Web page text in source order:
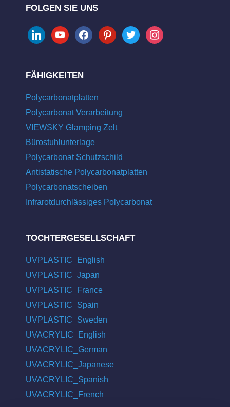
FOLGEN SIE UNS
linkedinyoutubefacebookpinteresttwitter instagram
FÄHIGKEITEN
Polycarbonatplatten
Polycarbonat Verarbeitung
VIEWSKY Glamping Zelt
Bürostuhlunterlage
Polycarbonat Schutzschild
Antistatische Polycarbonatplatten
Polycarbonatscheiben
Infrarotdurchlässiges Polycarbonat
TOCHTERGESELLSCHAFT
UVPLASTIC_English
UVPLASTIC_Japan
UVPLASTIC_France
UVPLASTIC_Spain
UVPLASTIC_Sweden
UVACRYLIC_English
UVACRYLIC_German
UVACRYLIC_Japanese
UVACRYLIC_Spanish
UVACRYLIC_French